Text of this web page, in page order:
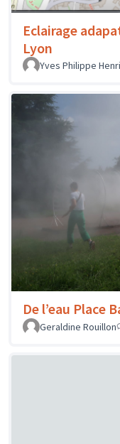
Eclairage
Lyon
Yves Philippe
De l’eau Place
Geraldine Rouillon